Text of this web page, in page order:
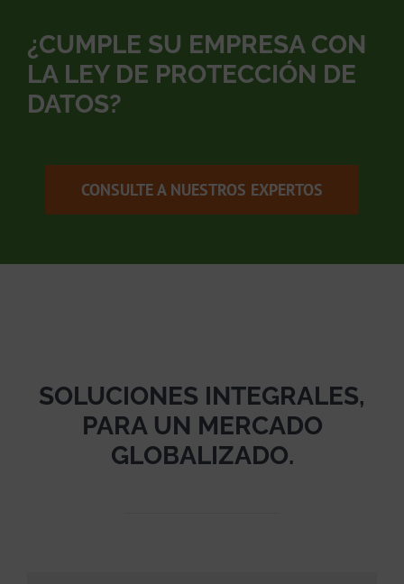
¿CUMPLE SU EMPRESA CON
LA LEY DE PROTECCIÓN DE
DATOS?
CONSULTE A NUESTROS EXPERTOS
SOLUCIONES INTEGRALES,
PARA UN MERCADO
GLOBALIZADO.